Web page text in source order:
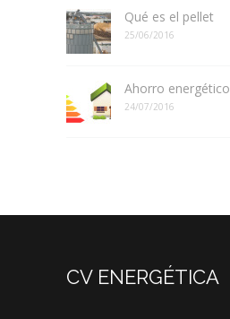
Qué es el pellet
25/06/2016
Ahorro energético
24/07/2016
CV ENERGÉTICA